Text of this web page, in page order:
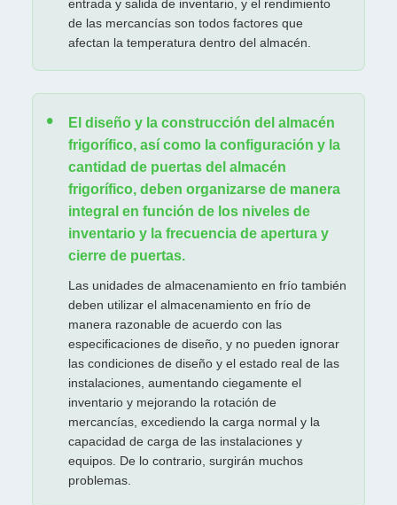
entrada y salida de inventario, y el rendimiento
de las mercancías son todos factores que
afectan la temperatura dentro del almacén.
El diseño y la construcción del almacén
frigorífico, así como la configuración y la
cantidad de puertas del almacén
frigorífico, deben organizarse de manera
integral en función de los niveles de
inventario y la frecuencia de apertura y
cierre de puertas.
Las unidades de almacenamiento en frío también
deben utilizar el almacenamiento en frío de
manera razonable de acuerdo con las
especificaciones de diseño, y no pueden ignorar
las condiciones de diseño y el estado real de las
instalaciones, aumentando ciegamente el
inventario y mejorando la rotación de
mercancías, excediendo la carga normal y la
capacidad de carga de las instalaciones y
equipos. De lo contrario, surgirán muchos
problemas.